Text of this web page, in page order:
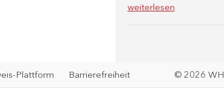
weiterlesen
Plattform Barrierefreiheit © 2026 WH